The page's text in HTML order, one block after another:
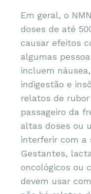
Em geral, o
doses de até
causar efeitos
algumas
incluem
indigestão e
relatos de
passageiro da
altas doses ou
interferir com a
Gestantes,
oncológicos ou
devem usar